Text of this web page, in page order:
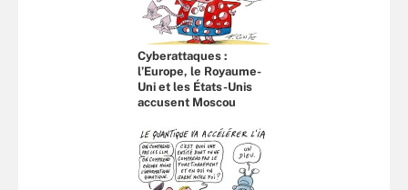
Cyberattaques :
l’Europe, le Royaume-
Uni et les États-Unis
accusent Moscou